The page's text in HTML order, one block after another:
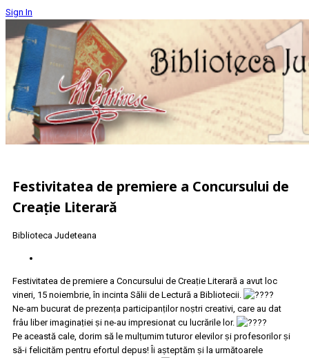
Sign In
Festivitatea de premiere a Concursului de
Creaṭie Literară
Biblioteca Judeteana
Festivitatea de premiere a Concursului de Creaṭie Literară a avut loc
vineri, 15 noiembrie, în incinta Sălii de Lectură a Bibliotecii.
Ne-am bucurat de prezenṭa participanṭilor noṣtri creativi, care au dat
frâu liber imaginaṭiei ṣi ne-au impresionat cu lucrările lor.
Pe această cale, dorim să le mulṭumim tuturor elevilor ṣi profesorilor ṣi
să-i felicităm pentru efortul depus! Îi aṣteptăm ṣi la următoarele